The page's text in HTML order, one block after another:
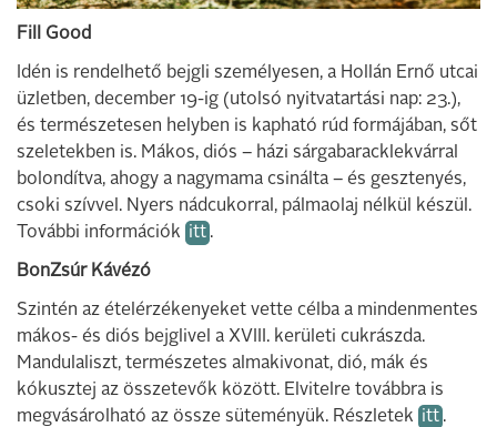
Fill Good
Idén is rendelhető bejgli személyesen, a Hollán Ernő utcai
üzletben, december 19-ig (utolsó nyitvatartási nap: 23.),
és természetesen helyben is kapható rúd formájában, sőt
szeletekben is. Mákos, diós – házi sárgabaracklekvárral
bolondítva, ahogy a nagymama csinálta – és gesztenyés,
csoki szívvel. Nyers nádcukorral, pálmaolaj nélkül készül.
További információk itt .
BonZsúr Kávézó
Szintén az ételérzékenyeket vette célba a mindenmentes
mákos- és diós bejglivel a XVIII. kerületi cukrászda.
Mandulaliszt, természetes almakivonat, dió, mák és
kókusztej az összetevők között. Elvitelre továbbra is
megvásárolható az össze süteményük. Részletek itt .